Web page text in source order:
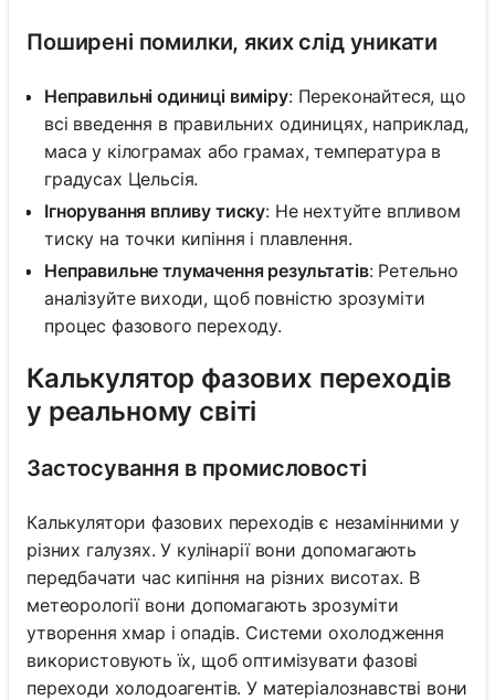
Поширені помилки, яких слід уникати
Неправильні одиниці виміру: Переконайтеся, що
всі введення в правильних одиницях, наприклад,
маса у кілограмах або грамах, температура в
градусах Цельсія.
Ігнорування впливу тиску: Не нехтуйте впливом
тиску на точки кипіння і плавлення.
Неправильне тлумачення результатів: Ретельно
аналізуйте виходи, щоб повністю зрозуміти
процес фазового переходу.
Калькулятор фазових переходів
у реальному світі
Застосування в промисловості
Калькулятори фазових переходів є незамінними у
різних галузях. У кулінарії вони допомагають
передбачати час кипіння на різних висотах. В
метеорології вони допомагають зрозуміти
утворення хмар і опадів. Системи охолодження
використовують їх, щоб оптимізувати фазові
переходи холодоагентів. У матеріалознавстві вони